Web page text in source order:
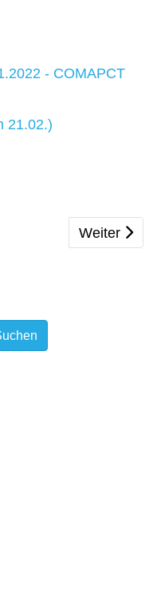
- COMAPCT
21.02.)
Martialisches
Nächster
Weiter